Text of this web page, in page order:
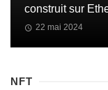
construit sur
22 mai 2024
NFT